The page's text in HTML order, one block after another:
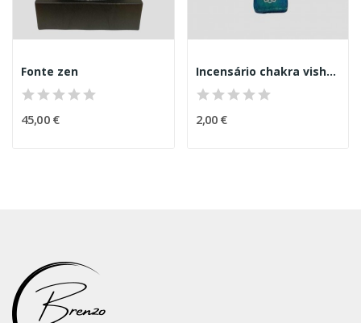
Fonte zen
45,00 €
Incensário chakra vishuddha
2,00 €